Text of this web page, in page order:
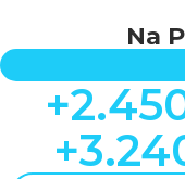
Na
+
+